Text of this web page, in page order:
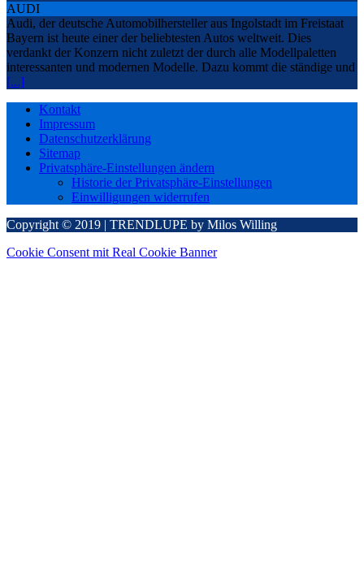
AUDI
Audi, der deutsche Automobilhersteller aus Ingolstadt im Freistaat
Bayern ist heute einer der beliebtesten Autos weltweit. Dies
verdankt der Konzern nicht zuletzt der durch alle Modellpaletten
interessanten und modernen Modelle. Dazu kommt die ständige und
[...]
Kontakt
Impressum
Datenschutzerklärung
Sitemap
Privatsphäre-Einstellungen ändern
Historie der Privatsphäre-Einstellungen
Einwilligungen widerrufen
Copyright © 2019 | TRENDLUPE by Milos Willing
Cookie Consent mit Real Cookie Banner